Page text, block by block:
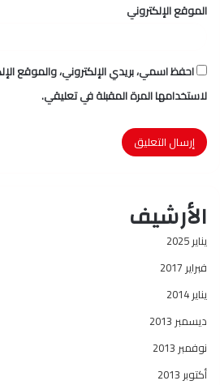
الموقع الإلكتروني
احفظ اسمي، بريدي الإلكتروني، والموقع
لاستخدامها المرة المقبلة في تعليقي.
الأرشيف
يناير 2025
فبراير 2017
يناير 2014
ديسمبر 2013
نوفمبر 2013
أكتوبر 2013